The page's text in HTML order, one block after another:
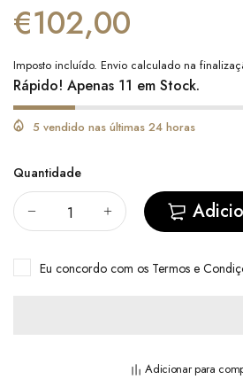
€102,00
Imposto incluído. Envio calculado na
Rápido! Apenas 11 em Stock.
5 vendido nas últimas 24 horas
Quantidade
Eu concordo com os Termos e
Adicionar para